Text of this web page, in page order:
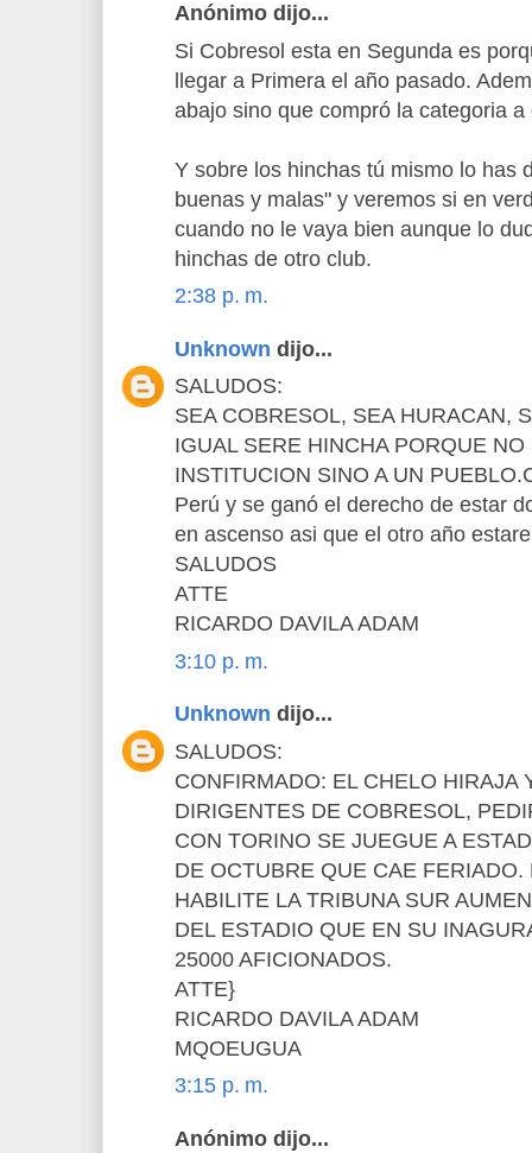
Anónimo dijo...
Si Cobresol esta en Segunda es
llegar a Primera el año pasado.
abajo sino que compró la categoria
Y sobre los hinchas tú mismo lo has
buenas y malas" y veremos si en
cuando no le vaya bien aunque lo
hinchas de otro club.
2:38 p. m.
Unknown dijo...
SALUDOS:
SEA COBRESOL, SEA HURACAN,
IGUAL SERE HINCHA PORQUE
INSTITUCION SINO A UN
Perú y se ganó el derecho de estar
en ascenso asi que el otro año
SALUDOS
ATTE
RICARDO DAVILA ADAM
3:10 p. m.
Unknown dijo...
SALUDOS:
CONFIRMADO: EL CHELO HIRAJA
DIRIGENTES DE COBRESOL,
CON TORINO SE JUEGUE A
DE OCTUBRE QUE CAE
HABILITE LA TRIBUNA SUR
DEL ESTADIO QUE EN SU
25000 AFICIONADOS.
ATTE}
RICARDO DAVILA ADAM
MQOEUGUA
3:15 p. m.
Anónimo dijo...